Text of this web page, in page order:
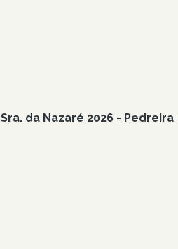
da Nazaré 2026 - Pedreira